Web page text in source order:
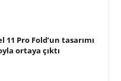
11 Pro Fold’un tasarımı
ortaya çıktı